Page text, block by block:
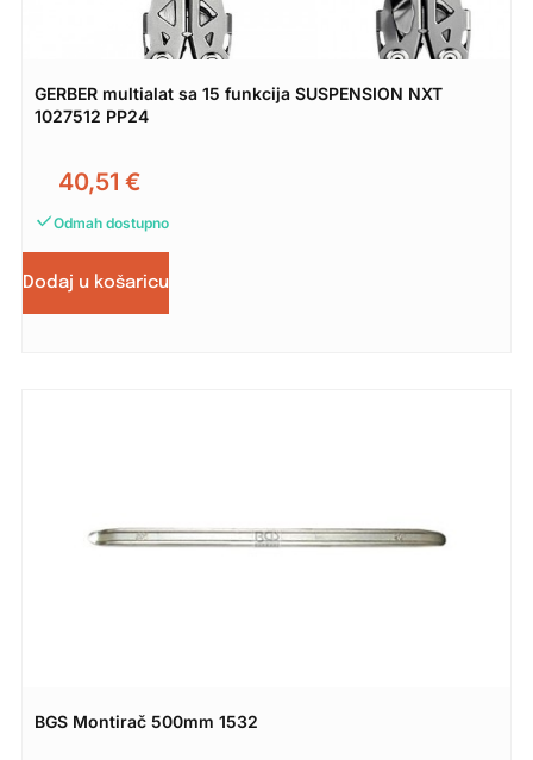
GERBER multialat sa 15 funkcija SUSPENSION NXT
1027512 PP24
40,51 €
Odmah dostupno
Dodaj u košaricu
BGS Montirač 500mm 1532